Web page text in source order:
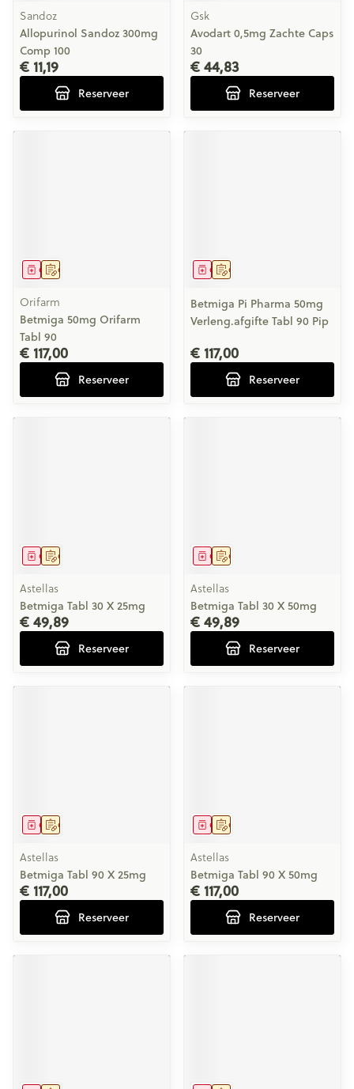
Sandoz
Allopurinol Sandoz 300mg
Comp 100
€ 11,19
Reserveer
Gsk
Avodart 0,5mg Zachte Caps
30
€ 44,83
Reserveer
Op voorschrift
Geneesmiddel
Orifarm
Betmiga 50mg Orifarm
Tabl 90
€ 117,00
Reserveer
Op voorschrift
Geneesmiddel
Betmiga Pi Pharma 50mg
Verleng.afgifte Tabl 90 Pip
€ 117,00
Reserveer
Op voorschrift
Geneesmiddel
Astellas
Betmiga Tabl 30 X 25mg
€ 49,89
Reserveer
Op voorschrift
Geneesmiddel
Astellas
Betmiga Tabl 30 X 50mg
€ 49,89
Reserveer
Op voorschrift
Geneesmiddel
Astellas
Betmiga Tabl 90 X 25mg
€ 117,00
Reserveer
Op voorschrift
Geneesmiddel
Astellas
Betmiga Tabl 90 X 50mg
€ 117,00
Reserveer